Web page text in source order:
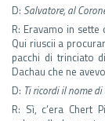
D: Salvatore, al
R: Eravamo in
Qui riuscii a
pacchi di trinciato
Dachau che ne
D: Ti ricordi il nome
R: Sì, c’era Chert